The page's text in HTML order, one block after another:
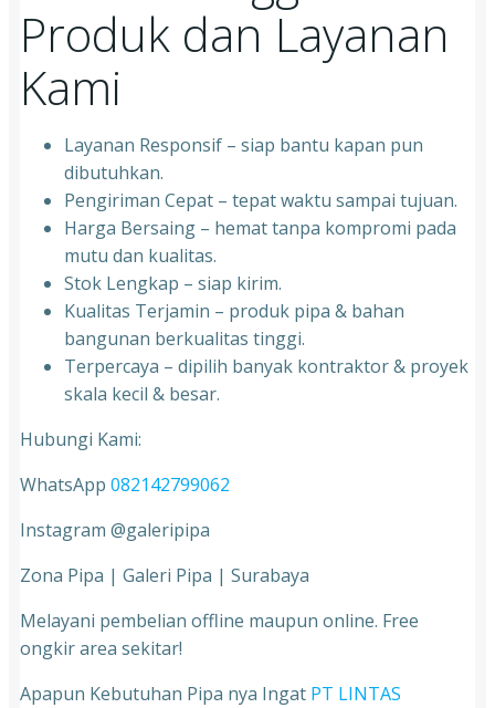
Produk dan Layanan
Kami
Layanan Responsif – siap bantu kapan pun
dibutuhkan.
Pengiriman Cepat – tepat waktu sampai tujuan.
Harga Bersaing – hemat tanpa kompromi pada
mutu dan kualitas.
Stok Lengkap – siap kirim.
Kualitas Terjamin – produk pipa & bahan
bangunan berkualitas tinggi.
Terpercaya – dipilih banyak kontraktor & proyek
skala kecil & besar.
Hubungi Kami:
WhatsApp 082142799062
Instagram @galeripipa
Zona Pipa | Galeri Pipa | Surabaya
Melayani pembelian offline maupun online. Free
ongkir area sekitar!
Apapun Kebutuhan Pipa nya Ingat PT LINTAS